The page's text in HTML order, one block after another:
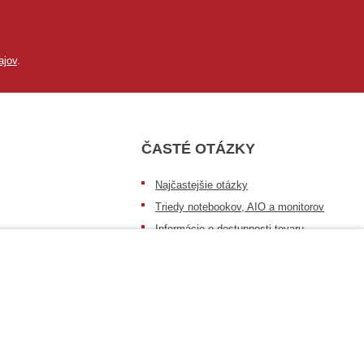
.
ČASTÉ OTÁZKY
Najčastejšie otázky
Triedy notebookov, AIO a monitorov
Informácie o dostupnosti tovaru